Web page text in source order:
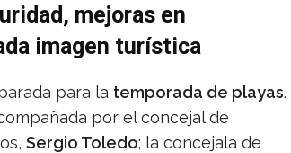
mejoras en
imagen turística
para la temporada de playas.
por el concejal de
Sergio Toledo; la concejala de